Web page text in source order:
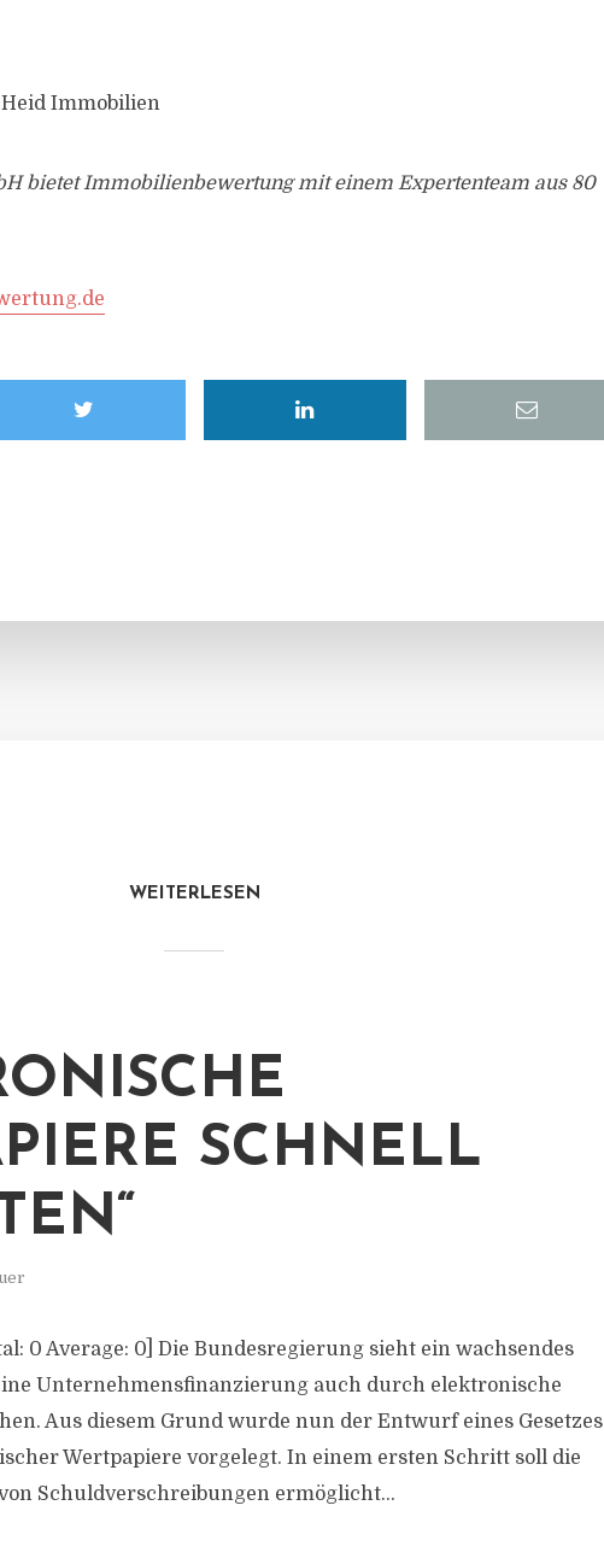
Immobilien
bietet Immobilienbewertung mit einem Expertenteam aus 80
WEITERLESEN
SCHNELL
0 Average: 0] Die Bundesregierung sieht ein wachsendes
Unternehmensfinanzierung auch durch elektronische
Aus diesem Grund wurde nun der Entwurf eines Gesetzes
Wertpapiere vorgelegt. In einem ersten Schritt soll die
Schuldverschreibungen ermöglicht...